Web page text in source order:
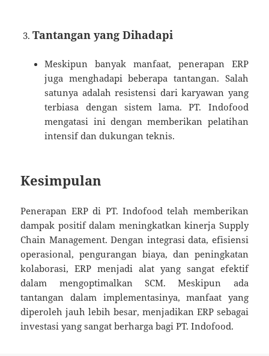
Tantangan yang Dihadapi
Meskipun banyak manfaat, penerapan ERP
juga menghadapi beberapa tantangan. Salah
satunya adalah resistensi dari karyawan yang
terbiasa dengan sistem lama. PT. Indofood
mengatasi ini dengan memberikan pelatihan
intensif dan dukungan teknis.
Kesimpulan
Penerapan ERP di PT. Indofood telah memberikan
dampak positif dalam meningkatkan kinerja Supply
Chain Management. Dengan integrasi data, efisiensi
operasional, pengurangan biaya, dan peningkatan
kolaborasi, ERP menjadi alat yang sangat efektif
dalam mengoptimalkan SCM. Meskipun ada
tantangan dalam implementasinya, manfaat yang
diperoleh jauh lebih besar, menjadikan ERP sebagai
investasi yang sangat berharga bagi PT. Indofood.